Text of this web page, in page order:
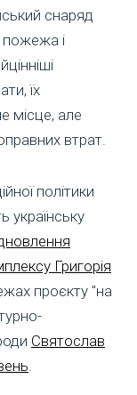
снаряд
пожежа і
їх
місце, але
втрат.
політики
українську
Григорія
проєкту "на
Святослав